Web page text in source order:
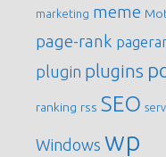
marketing meme
page-rank
plugin plugins
ranking rss SEO
Windows wp